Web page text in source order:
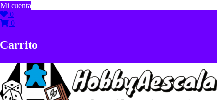
Mi cuenta
0
0
Carrito